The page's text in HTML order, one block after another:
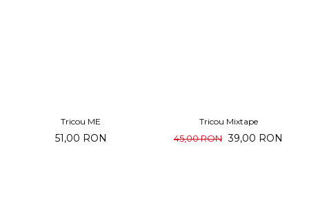
Tricou ME
51,00 RON
Tricou Mixtape
45,00 RON 39,00 RON